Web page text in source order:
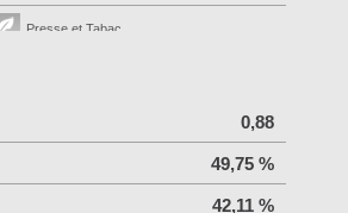
Presse et Tabac
0,88
49,75 %
42,11 %